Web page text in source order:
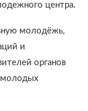
центра.
молодёжь,
и
органов
молодых